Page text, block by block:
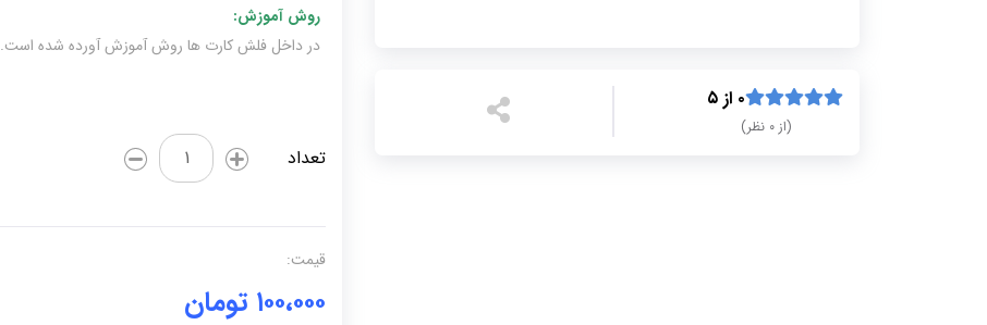
۰ از ۵
(از ۰ نظر)
روش آموزش:
در داخل فلش کارت ها روش آموزش آورده شده است.
تعداد
آموزش
اسامی
سالگی)
قیمت:
۱۰۰،۰۰۰ تومان